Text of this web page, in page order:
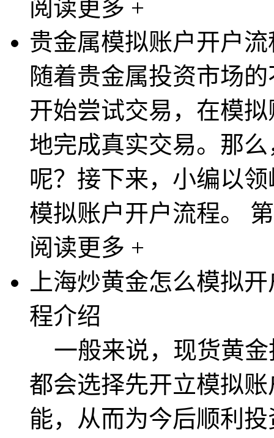
阅读更多 +
贵金属模拟账户开户流
随着贵金属投资市场
开始尝试交易，在模
地完成真实交易。那
呢？接下来，小编以
模拟账户开户流程。
阅读更多 +
上海炒黄金怎么模拟
程介绍
一般来说，现货黄金
都会选择先开立模拟
能，从而为今后顺利